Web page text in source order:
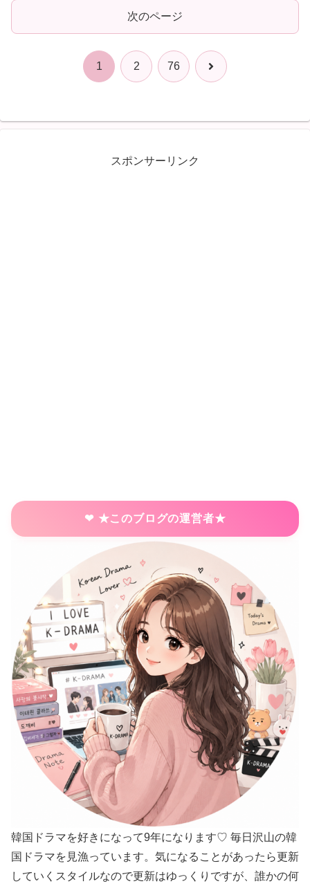
次のページ
1 2 76 次
スポンサーリンク
★このブログの運営者★
韓国ドラマを好きになって9年になります♡ 毎日沢山の韓
国ドラマを見漁っています。気になることがあったら更新
していくスタイルなので更新はゆっくりですが、誰かの何